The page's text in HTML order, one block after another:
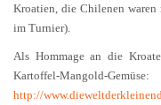
Kroatien, die Chilenen
im Turnier).
Als Hommage an die
Kartoffel-Mangold-Gemüse:
http://